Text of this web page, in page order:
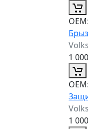
ОЕМ:
1 000
ОЕМ:
1 000